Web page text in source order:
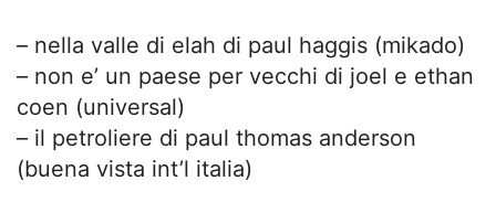
– nella valle di elah di paul haggis (mikado)
– non e’ un paese per vecchi di joel e ethan
coen (universal)
– il petroliere di paul thomas anderson
(buena vista int’l italia)